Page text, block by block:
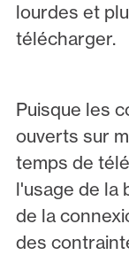
lourdes et
télécharger.
Puisque les
ouverts sur
temps de
l'usage de la
de la
des